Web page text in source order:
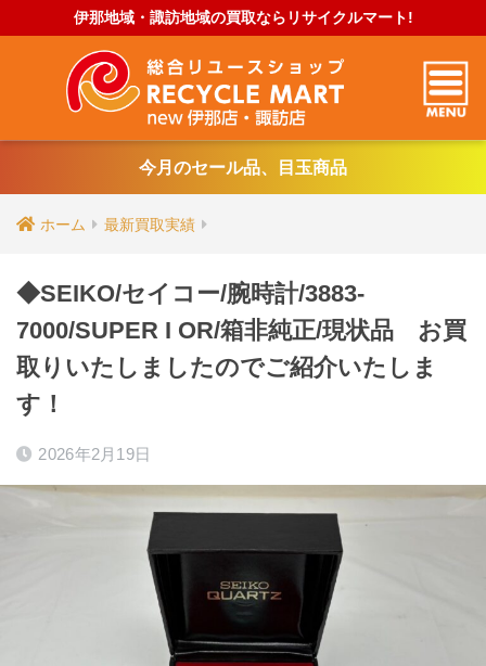
伊那地域・諏訪地域の買取ならリサイクルマート!
今月のセール品、目玉商品
ホーム 最新買取実績
◆SEIKO/セイコー/腕時計/3883-
7000/SUPER I OR/箱非純正/現状品 お買
取りいたしましたのでご紹介いたしま
す！
2026年2月19日